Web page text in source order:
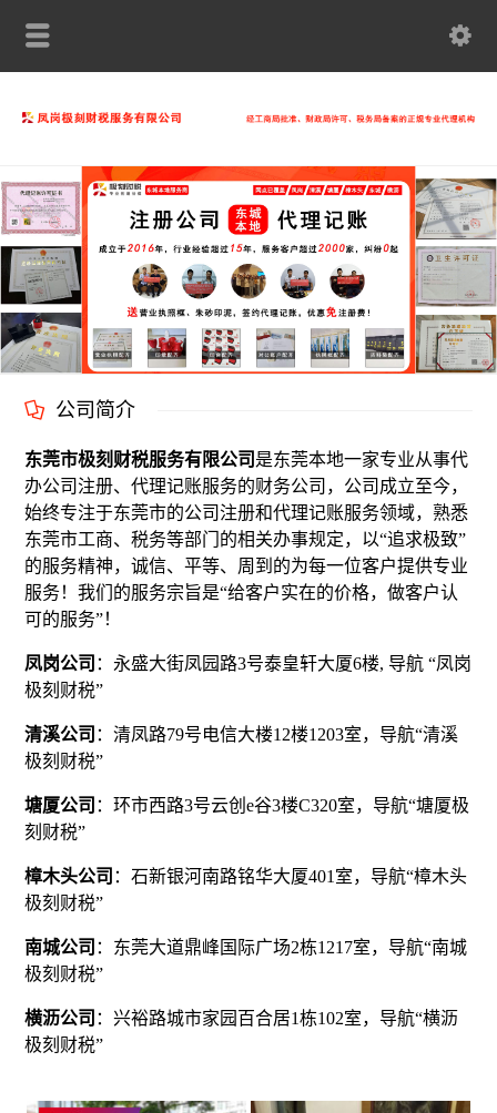
公司简介
东莞市极刻财税服务有限公司 是东莞本地一家专业从事代
办公司注册、代理记账服务的财务公司，公司成立至今，
始终专注于东莞市的公司注册和代理记账服务领域，熟悉
东莞市工商、税务等部门的相关办事规定，以“追求极致”
的服务精神，诚信、平等、周到的为每一位客户提供专业
服务！我们的服务宗旨是“给客户实在的价格，做客户认
可的服务”！
凤岗公司 ：永盛大街凤园路3号泰皇轩大厦6楼, 导航 “凤岗
极刻财税”
清溪公司 ：清凤路79号电信大楼12楼1203室，导航“清溪
极刻财税”
塘厦公司 ：环市西路3号云创e谷3楼C320室，导航“塘厦极
刻财税”
樟木头公司 ：石新银河南路铭华大厦401室，导航“樟木头
极刻财税”
南城公司 ：东莞大道鼎峰国际广场2栋1217室，导航“南城
极刻财税”
横沥公司 ：兴裕路城市家园百合居1栋102室，导航“横沥
极刻财税”